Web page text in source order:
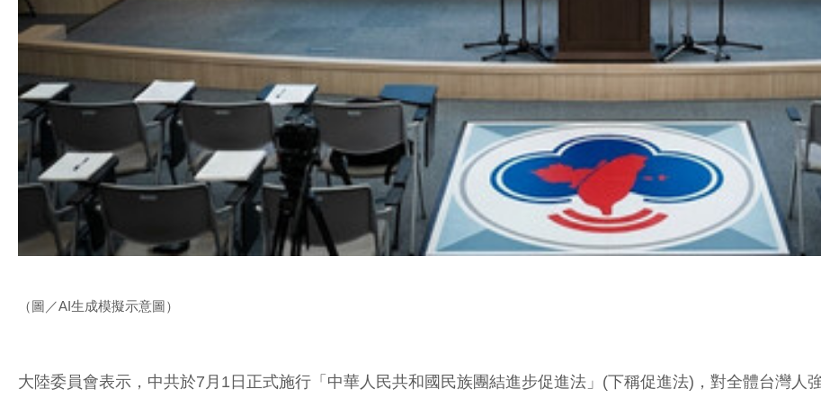
（圖／AI生成模擬示意圖）
大陸委員會表示，中共於7月1日正式施行「中華人民共和國民族團結進步促進法」(下稱促進法)，對全體台灣人